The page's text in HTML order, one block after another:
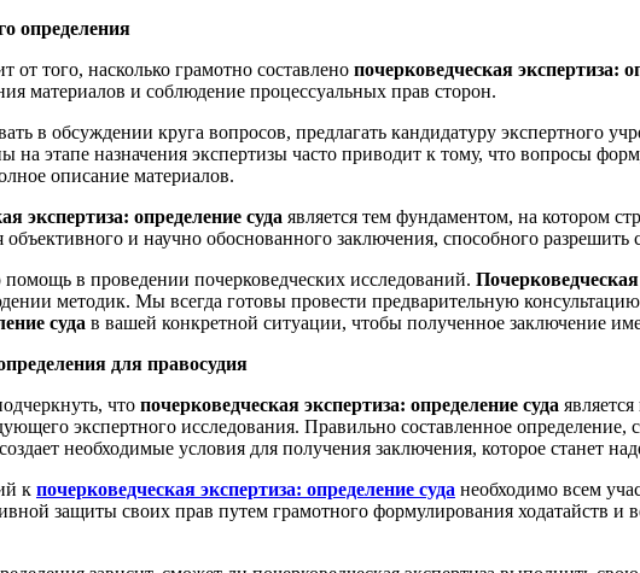
определения
того, насколько грамотно составлено почерковедческая экспертиза:
материалов и соблюдение процессуальных прав сторон.
в обсуждении круга вопросов, предлагать кандидатуру экспертного
этапе назначения экспертизы часто приводит к тому, что вопросы
описание материалов.
экспертиза: определение суда является тем фундаментом, на котором
и научно обоснованного заключения, способного
в проведении почерковедческих исследований.
методик. Мы всегда готовы провести предварительную
суда в вашей конкретной ситуации, чтобы полученное заключение
для правосудия
что почерковедческая экспертиза: определение суда
экспертного исследования. Правильно составленное
необходимые условия для получения заключения, которое станет
к почерковедческая экспертиза: определение суда необходимо всем
защиты своих прав путем грамотного формулирования ходатайств и